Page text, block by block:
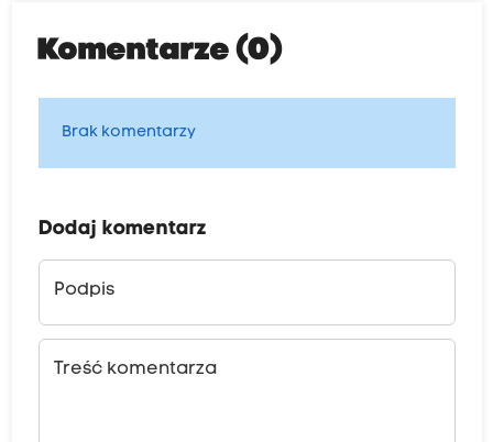
Komentarze (0)
Brak komentarzy
Dodaj komentarz
Podpis
Treść komentarza